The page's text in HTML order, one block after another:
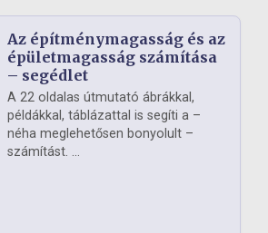
Az építménymagasság és az
épületmagasság számítása
– segédlet
A 22 oldalas útmutató ábrákkal,
példákkal, táblázattal is segíti a –
néha meglehetősen bonyolult –
számítást. ...